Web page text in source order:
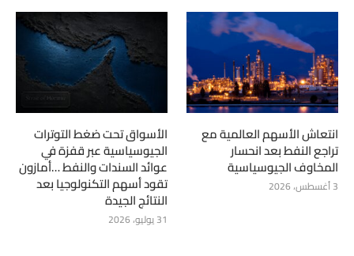
انتعاش الأسهم العالمية مع
تراجع النفط بعد انحسار
المخاوف الجيوسياسية
3 أغسطس، 2026
الأسواق تحت ضغط التوترات
الجيوسياسية عبر قفزة في
عوائد السندات والنفط …أمازون
تقود أسهم التكنولوجيا بعد
النتائج الجيدة
31 يوليو، 2026